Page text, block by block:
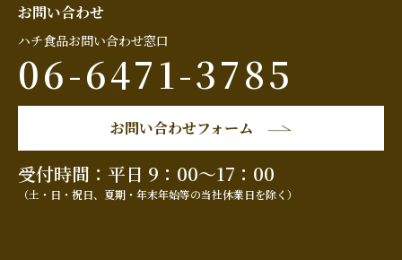
お問い合わせ
ハチ食品お問い合わせ窓口
06-6471-3785
お問い合わせフォーム
受付時間：平日 9：00～17：00
（土・日・祝日、夏期・年末年始等の当社休業日を除く）